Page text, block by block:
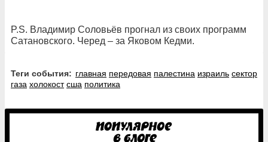
P.S. Владимир Соловьёв прогнал из своих программ
Сатановского. Черед – за Яковом Кедми.
Теги события: главная передовая палестина израиль сектор
газа холокост сша политика